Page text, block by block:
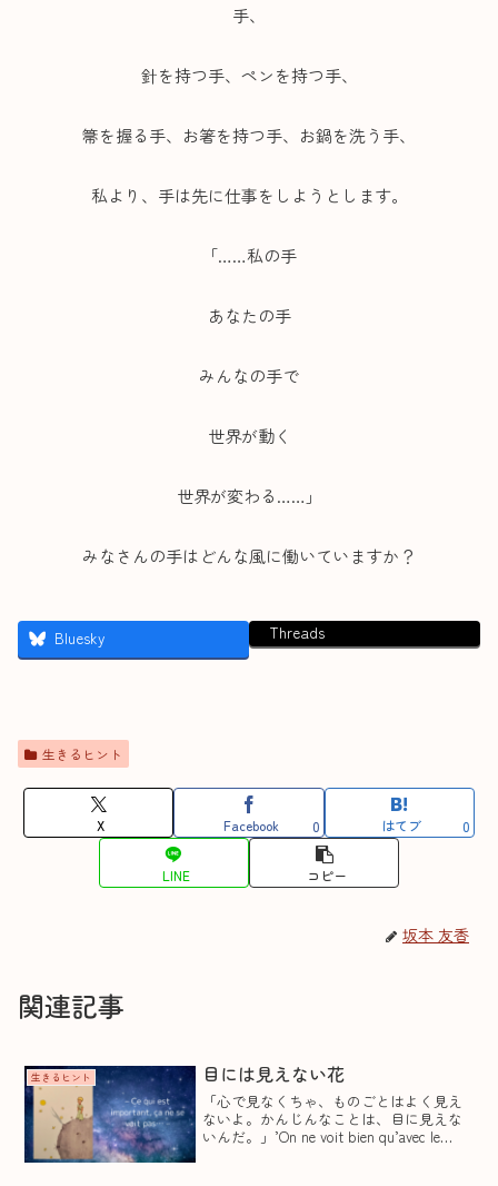
手、
針を持つ手、ペンを持つ手、
箒を握る手、お箸を持つ手、お鍋を洗う手、
私より、手は先に仕事をしようとします。
「……私の手
あなたの手
みんなの手で
世界が動く
世界が変わる……」
みなさんの手はどんな風に働いていますか？
Bluesky Threads
生きるヒント
X Facebook 0 はてブ 0
LINE コピー
坂本 友香
関連記事
生きるヒント 目には見えない花
「心で見なくちゃ、ものごとはよく見え
ないよ。かんじんなことは、目に見えな
いんだ。」’On ne voit bien qu’avec le